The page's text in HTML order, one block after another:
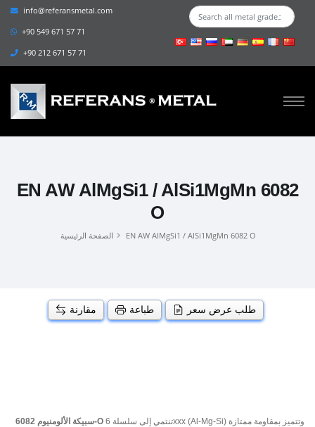
info@referansmetal.com
+90 549 671 57 71
+90 212 671 57 71
EN AW AlMgSi1 / AlSi1MgMn 6082
O
الصفحة الرئيسية EN AW AlMgSi1 / AlSi1MgMn 6082 O
مقارنة طباعة طلب عرض سعر
سبيكة الألومنيوم 6082-O